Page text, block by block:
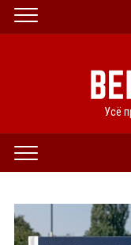
Усё